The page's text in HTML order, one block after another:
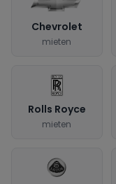
Chevrolet
mieten
Rolls Royce
mieten